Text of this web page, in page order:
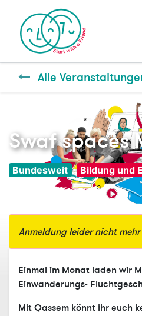
Alle
Swaf spaces
Bundesweit Bildung und
Anmeldung leider nicht
Einmal im Monat laden wir
Einwanderungs-
Mit Qassem könnt ihr euch